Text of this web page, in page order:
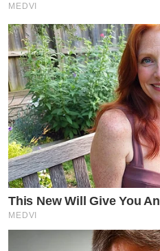
MEDVI
This New Will Give You
MEDVI